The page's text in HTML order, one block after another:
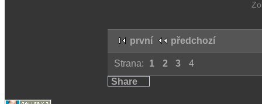
první předchozí
Strana: 1 2 3
4
Share